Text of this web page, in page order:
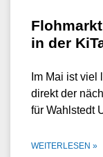
in der
Im Mai ist
direkt der
für Wahlstedt
WEITERLESEN »